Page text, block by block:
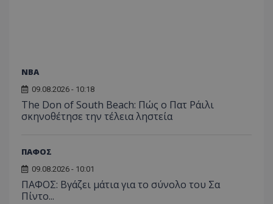
NBA
09.08.2026 - 10:18
The Don of South Beach: Πώς ο Πατ Ράιλι
σκηνοθέτησε την τέλεια ληστεία
ΠΑΦΟΣ
09.08.2026 - 10:01
ΠΑΦΟΣ: Βγάζει μάτια για το σύνολο του Σα
Πίντο...